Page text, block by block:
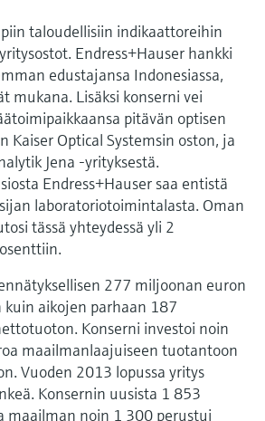
ja
juuren, tilauskoodin
prosessin
taloudellisiin indikaattoreihin
Endress+Hauser hankki
edustajansa Indonesiassa,
mukana. Lisäksi konserni vei
pitävän optisen
Kaiser Optical Systemsin oston, ja
Jena -yrityksestä.
Endress+Hauser saa entistä
laboratoriotoimintalasta. Oman
tässä yhteydessä yli 2
277 miljoonan euron
kuin aikojen parhaan 187
Konserni investoi noin
maailmanlaajuiseen tuotantoon
Vuoden 2013 lopussa yritys
Konsernin uusista 1 853
maailman noin 1 300 perustui